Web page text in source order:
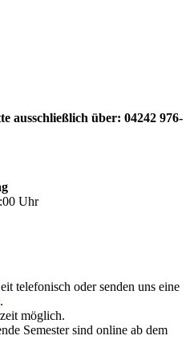
ausschließlich über: 04242 976-
Uhr
telefonisch oder senden uns eine
.
möglich.
Semester sind online ab dem